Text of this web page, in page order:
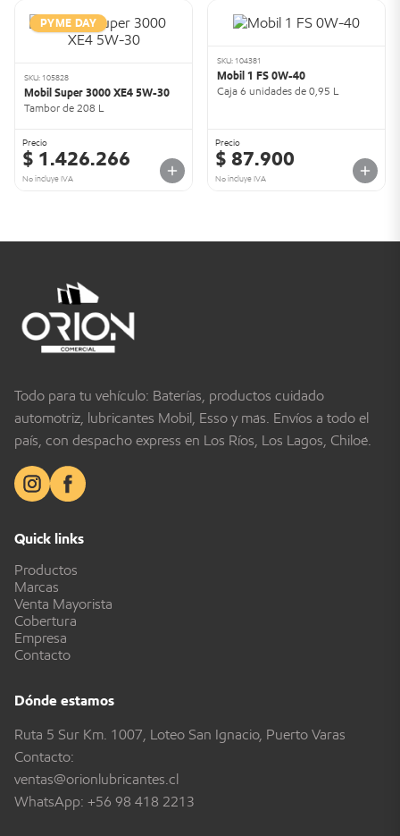
PYME DAY
SKU: 105828
Mobil Super 3000 XE4 5W-30
Tambor de 208 L
Precio
$ 1.426.266
No incluye IVA
SKU: 104381
Mobil 1 FS 0W-40
Caja 6 unidades de 0,95 L
Precio
$ 87.900
No incluye IVA
Todo para tu vehículo: Baterías, productos cuidado
automotriz, lubricantes Mobil, Esso y más. Envíos a todo el
país, con despacho express en Los Ríos, Los Lagos, Chiloé.
Quick links
Productos
Marcas
Venta Mayorista
Cobertura
Empresa
Contacto
Dónde estamos
Ruta 5 Sur Km. 1007, Loteo San Ignacio, Puerto Varas
Contacto:
ventas@orionlubricantes.cl
WhatsApp: +56 98 418 2213